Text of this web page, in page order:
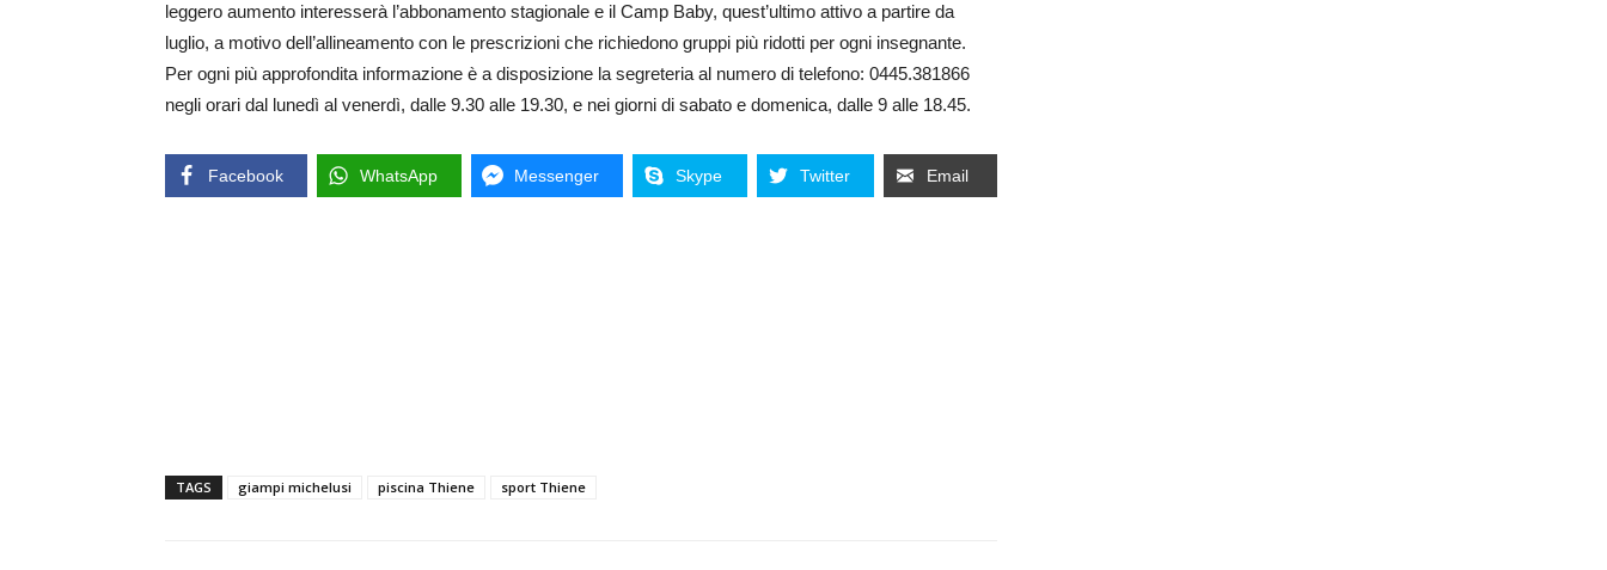
leggero aumento interesserà l’abbonamento stagionale e il Camp Baby, quest’ultimo attivo a partire da
luglio, a motivo dell’allineamento con le prescrizioni che richiedono gruppi più ridotti per ogni insegnante.
Per ogni più approfondita informazione è a disposizione la segreteria al numero di telefono: 0445.381866
negli orari dal lunedì al venerdì, dalle 9.30 alle 19.30, e nei giorni di sabato e domenica, dalle 9 alle 18.45.
Facebook WhatsApp Messenger Skype Twitter Email
TAGS giampi michelusi piscina Thiene sport Thiene